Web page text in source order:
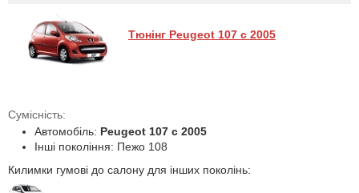
Тюнінг Peugeot 107 с 2005
Сумісність:
Автомобіль: Peugeot 107 с 2005
Інші покоління: Пежо 108
Килимки гумові до салону для інших поколінь: